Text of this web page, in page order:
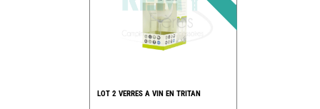
LOT 2 VERRES A VIN EN TRITAN